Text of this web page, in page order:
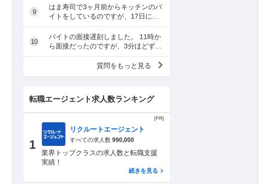
けました。面接をし、その場で採用
をもらいました。そし...
9
はま寿司で3ヶ月前からキッチンのバ
イトをしているのですが、17日にネ
タの解凍を頼まれました。 初めてだ
ったのですが、ネタを出し冷蔵庫に
いれてる時に、こんな...
10
バイトの面接遅刻しました。 11時か
ら面接だったのですが、3分ほどずれ
てる時計で11:02ほどに起きました。
起きたらスマホの充電が切れてい
質問をもっと見る
転職エージェント求人数ランキング
[PR]
1
リクルートエージェント
すべての求人数 990,000
業界トップクラスの求人数と転職支援
実績！
続きを見る